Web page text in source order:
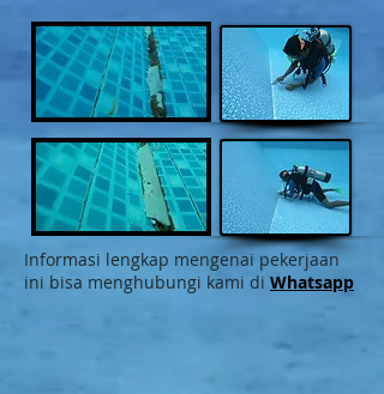
Informasi lengkap mengenai pekerjaan
ini bisa menghubungi kami di Whatsapp